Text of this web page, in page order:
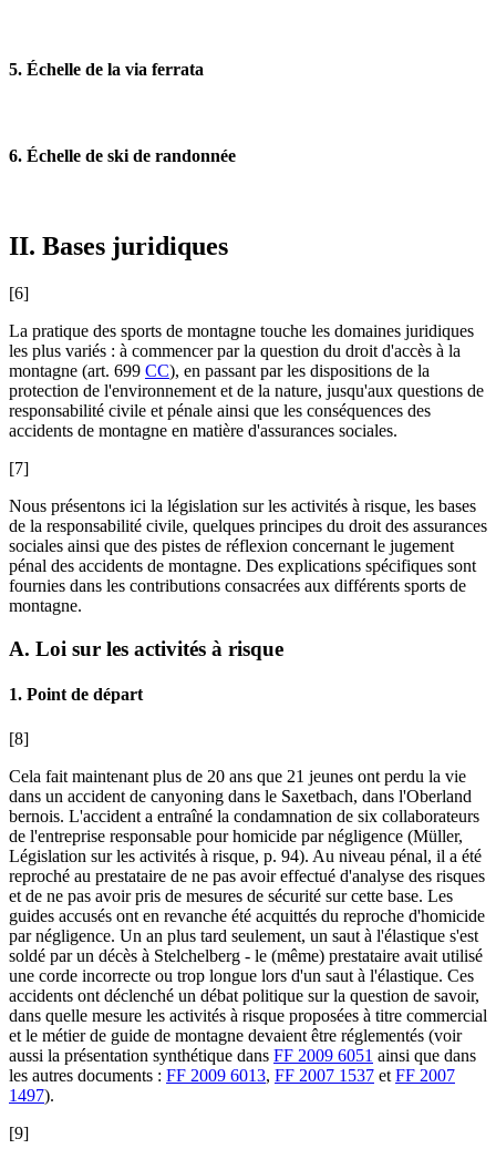
5. Échelle de la via ferrata
6. Échelle de ski de randonnée
II. Bases juridiques
[6]
La pratique des sports de montagne touche les domaines juridiques
les plus variés : à commencer par la question du droit d'accès à la
montagne (art. 699 CC), en passant par les dispositions de la
protection de l'environnement et de la nature, jusqu'aux questions de
responsabilité civile et pénale ainsi que les conséquences des
accidents de montagne en matière d'assurances sociales.
[7]
Nous présentons ici la législation sur les activités à risque, les bases
de la responsabilité civile, quelques principes du droit des assurances
sociales ainsi que des pistes de réflexion concernant le jugement
pénal des accidents de montagne. Des explications spécifiques sont
fournies dans les contributions consacrées aux différents sports de
montagne.
A. Loi sur les activités à risque
1. Point de départ
[8]
Cela fait maintenant plus de 20 ans que 21 jeunes ont perdu la vie
dans un accident de canyoning dans le Saxetbach, dans l'Oberland
bernois. L'accident a entraîné la condamnation de six collaborateurs
de l'entreprise responsable pour homicide par négligence (Müller,
Législation sur les activités à risque, p. 94). Au niveau pénal, il a été
reproché au prestataire de ne pas avoir effectué d'analyse des risques
et de ne pas avoir pris de mesures de sécurité sur cette base. Les
guides accusés ont en revanche été acquittés du reproche d'homicide
par négligence. Un an plus tard seulement, un saut à l'élastique s'est
soldé par un décès à Stelchelberg - le (même) prestataire avait utilisé
une corde incorrecte ou trop longue lors d'un saut à l'élastique. Ces
accidents ont déclenché un débat politique sur la question de savoir,
dans quelle mesure les activités à risque proposées à titre commercial
et le métier de guide de montagne devaient être réglementés (voir
aussi la présentation synthétique dans FF 2009 6051 ainsi que dans
les autres documents : FF 2009 6013, FF 2007 1537 et FF 2007
1497).
[9]